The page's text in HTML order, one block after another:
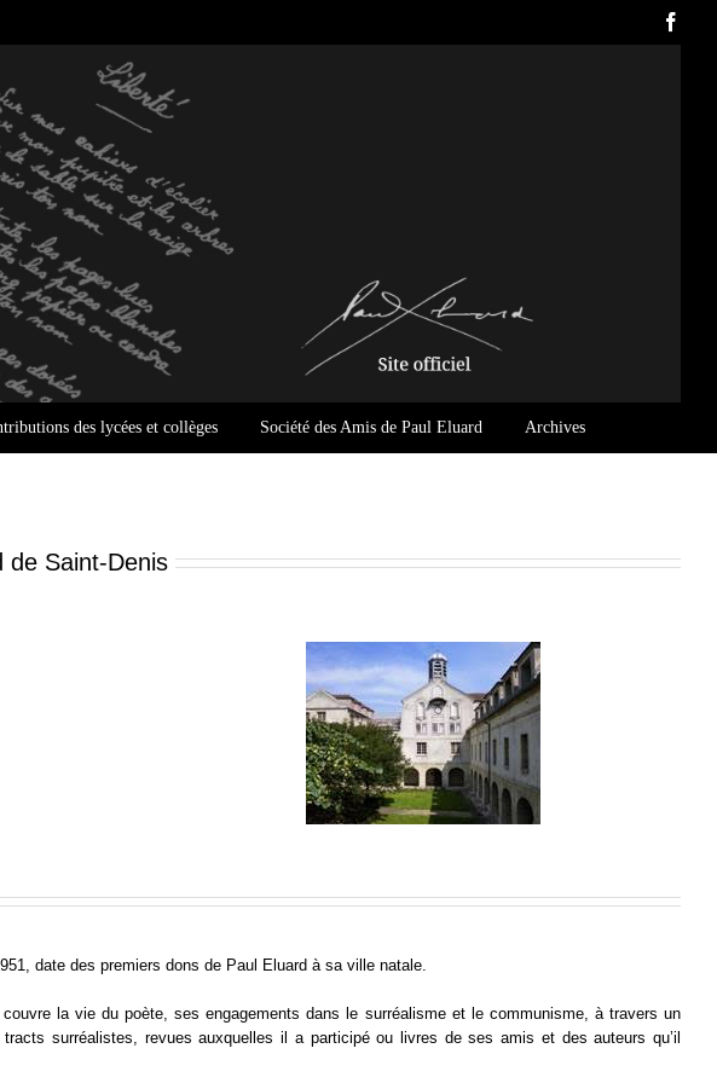
des lycées et collèges Société des Amis de Paul Eluard Archives
de Saint-Denis
date des premiers dons de Paul Eluard à sa ville natale.
la vie du poète, ses engagements dans le surréalisme et le communisme, à travers un
surréalistes, revues auxquelles il a participé ou livres de ses amis et des auteurs qu’il